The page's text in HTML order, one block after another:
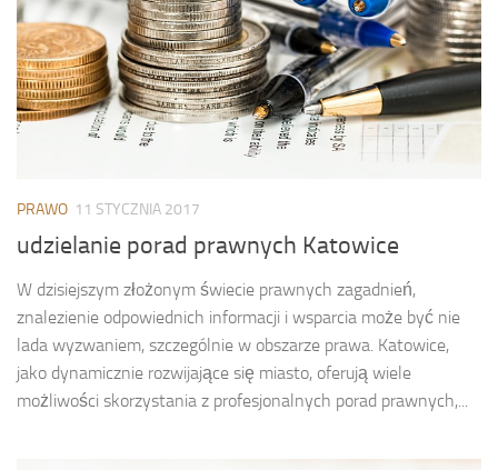
PRAWO 11 STYCZNIA 2017
udzielanie porad prawnych Katowice
W dzisiejszym złożonym świecie prawnych zagadnień,
znalezienie odpowiednich informacji i wsparcia może być nie
lada wyzwaniem, szczególnie w obszarze prawa. Katowice,
jako dynamicznie rozwijające się miasto, oferują wiele
możliwości skorzystania z profesjonalnych porad prawnych,...